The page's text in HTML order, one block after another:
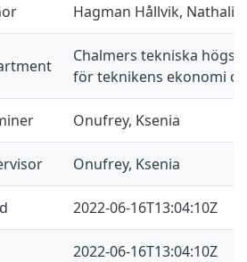
Hagman Hållvik, Nathalie
Chalmers tekniska
för teknikens ekonomi
Onufrey, Ksenia
Onufrey, Ksenia
2022-06-16T13:04:10Z
2022-06-16T13:04:10Z